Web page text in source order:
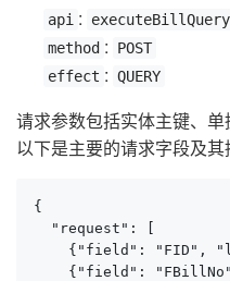
api :
executeBillQuery
method :
POST
effect : QUERY
请求参数包括实体主键、单
以下是主要的请求字段及其
{
  "request": [
{"field": "FID",
{"field":